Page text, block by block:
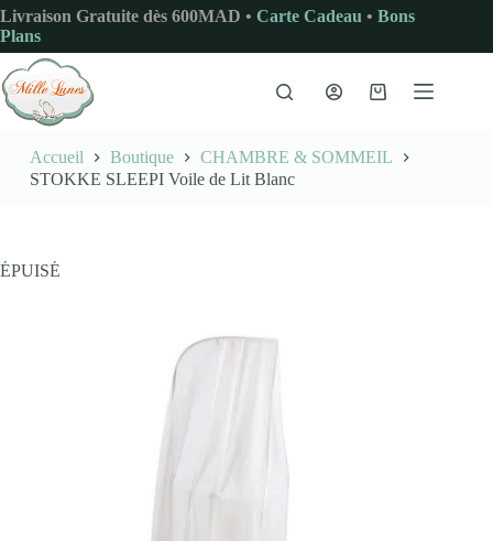
Passer
au
contenu
Livraison Gratuite dès 600MAD • Carte Cadeau • Bons
Plans
Panier
Accueil Boutique
CHAMBRE & SOMMEIL
STOKKE SLEEPI Voile de Lit Blanc
ÉPUISÉ